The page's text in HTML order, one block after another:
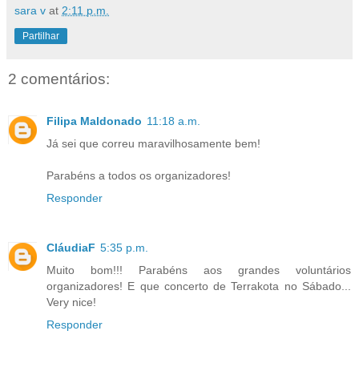
sara v at 2:11 p.m.
Partilhar
2 comentários:
Filipa Maldonado 11:18 a.m.
Já sei que correu maravilhosamente bem!
Parabéns a todos os organizadores!
Responder
CláudiaF 5:35 p.m.
Muito bom!!! Parabéns aos grandes voluntários
organizadores! E que concerto de Terrakota no Sábado...
Very nice!
Responder